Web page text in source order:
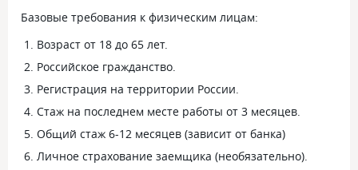
Базовые требования к физическим лицам:
Возраст от 18 до 65 лет.
Российское гражданство.
Регистрация на территории России.
Стаж на последнем месте работы от 3 месяцев.
Общий стаж 6-12 месяцев (зависит от банка)
Личное страхование заемщика (необязательно).